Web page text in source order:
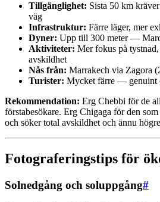
Tillgänglighet: Sista 50 km
väg
Infrastruktur: Färre läger, mer
Dyner: Upp till 300 meter —
Aktiviteter: Mer fokus på
avskildhet
Nås från: Marrakech via Zagora
Turister: Mycket färre — genuint
Rekommendation: Erg Chebbi för de
förstabesökare. Erg Chigaga för den
och söker total avskildhet och ännu
Fotograferingstips för
Solnedgång och soluppgång#